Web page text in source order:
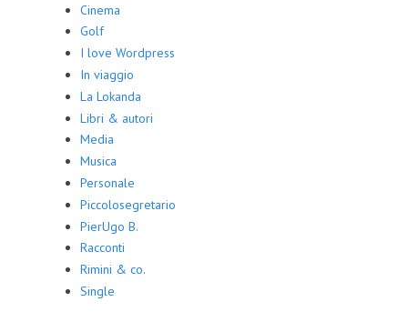
Cinema
Golf
I love Wordpress
In viaggio
La Lokanda
Libri & autori
Media
Musica
Personale
Piccolosegretario
PierUgo B.
Racconti
Rimini & co.
Single